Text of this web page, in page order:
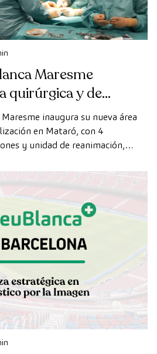
Maresme
quirúrgica y de
inaugura su nueva área
en Mataró, con 4
y unidad de reanimación,